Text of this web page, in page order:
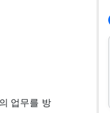
업무를 방